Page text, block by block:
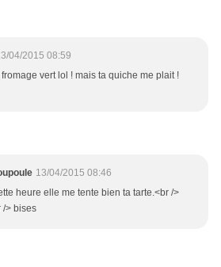
04/2015 08:59
vert lol ! mais ta quiche me plait !
13/04/2015 08:46
heure elle me tente bien ta tarte.<br />
/> bises